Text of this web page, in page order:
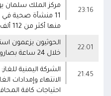
23:16
مركز الملك سلمان
11 منشأة صحية
منها أكثر من 112 ألف شخص
22:01
الحوثيون يزعمون
خلال 24 ساعة بصاروخ باليستي في خليج عدن
21:45
الشركة اليمنية
الانتهاء وإمدادات
احتياجات كافة